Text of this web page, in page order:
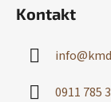
Kontakt
info@
0911 785